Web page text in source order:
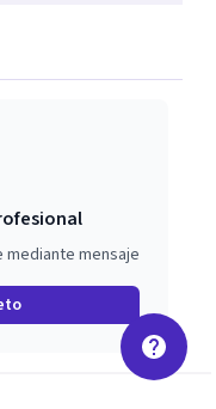
mediante mensaje